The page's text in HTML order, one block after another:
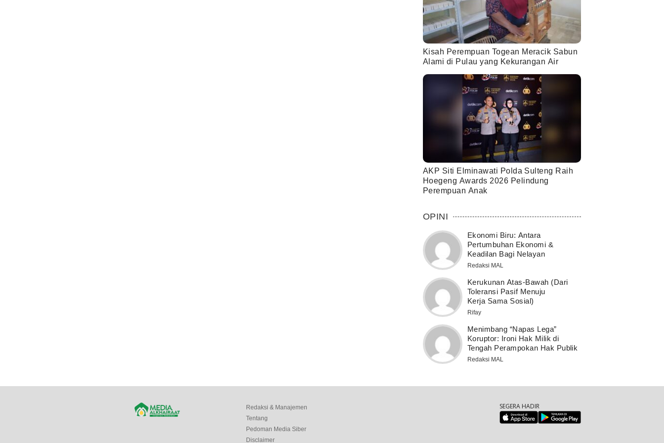
Kisah Perempuan Togean Meracik Sabun
Alami di Pulau yang Kekurangan Air
AKP Siti Elminawati Polda Sulteng Raih
Hoegeng Awards 2026 Pelindung
Perempuan Anak
OPINI
Ekonomi Biru: Antara
Pertumbuhan Ekonomi &
Keadilan Bagi Nelayan
Redaksi MAL
Kerukunan Atas-Bawah (Dari
Toleransi Pasif Menuju
Kerja Sama Sosial)
Rifay
Menimbang “Napas Lega”
Koruptor: Ironi Hak Milik di
Tengah Perampokan Hak Publik
Redaksi MAL
Redaksi & Manajemen
Tentang
Pedoman Media Siber
Disclaimer
SEGERA HADIR